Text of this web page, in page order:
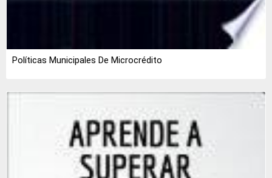
Políticas Municipales De Microcrédito